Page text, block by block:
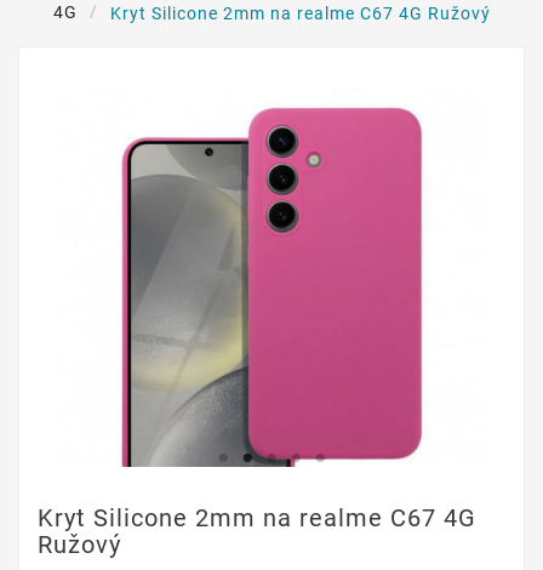
4G
Kryt Silicone 2mm na realme C67 4G Ružový
Kryt Silicone 2mm na realme C67 4G
Ružový